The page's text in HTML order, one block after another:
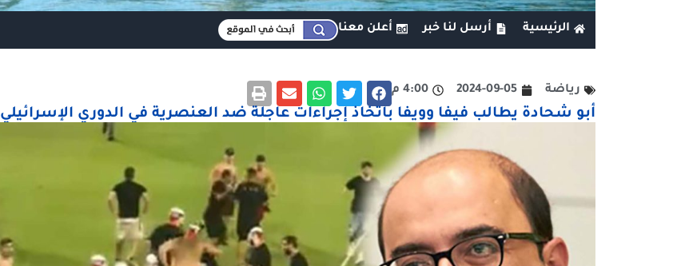
الرئيسية أرسل لنا خبر أعلن معنا
رياضة 2024-09-05 4:00 م
أبو شحادة يطالب فيفا وويفا باتخاذ إجراءات عاجلة ضد العنصرية في الدوري الإسرائيلي